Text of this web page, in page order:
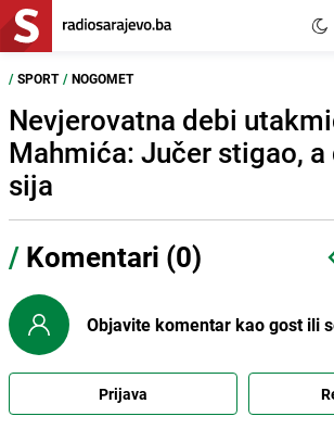
/ SPORT / NOGOMET
Nevjerovatna debi
Mahmića: Jučer stigao, a
sija
/ Komentari (0)
Objavite komentar kao gost ili
Prijava